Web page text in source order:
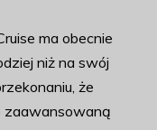
ma obecnie
niż na swój
że
zaawansowaną